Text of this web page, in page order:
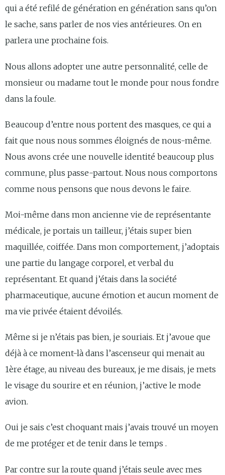
qui a été refilé de génération en génération sans qu’on
le sache, sans parler de nos vies antérieures. On en
parlera une prochaine fois.
Nous allons adopter une autre personnalité, celle de
monsieur ou madame tout le monde pour nous fondre
dans la foule.
Beaucoup d’entre nous portent des masques, ce qui a
fait que nous nous sommes éloignés de nous-même.
Nous avons crée une nouvelle identité beaucoup plus
commune, plus passe-partout. Nous nous comportons
comme nous pensons que nous devons le faire.
Moi-même dans mon ancienne vie de représentante
médicale, je portais un tailleur, j’étais super bien
maquillée, coiffée. Dans mon comportement, j’adoptais
une partie du langage corporel, et verbal du
représentant. Et quand j’étais dans la société
pharmaceutique, aucune émotion et aucun moment de
ma vie privée étaient dévoilés.
Même si je n’étais pas bien, je souriais. Et j’avoue que
déjà à ce moment-là dans l’ascenseur qui menait au
1ère étage, au niveau des bureaux, je me disais, je mets
le visage du sourire et en réunion, j’active le mode
avion.
Oui je sais c’est choquant mais j’avais trouvé un moyen
de me protéger et de tenir dans le temps .
Par contre sur la route quand j’étais seule avec mes